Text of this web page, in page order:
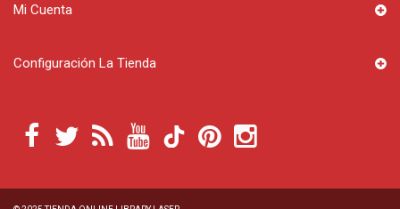
Mi Cuenta
Configuración La Tienda